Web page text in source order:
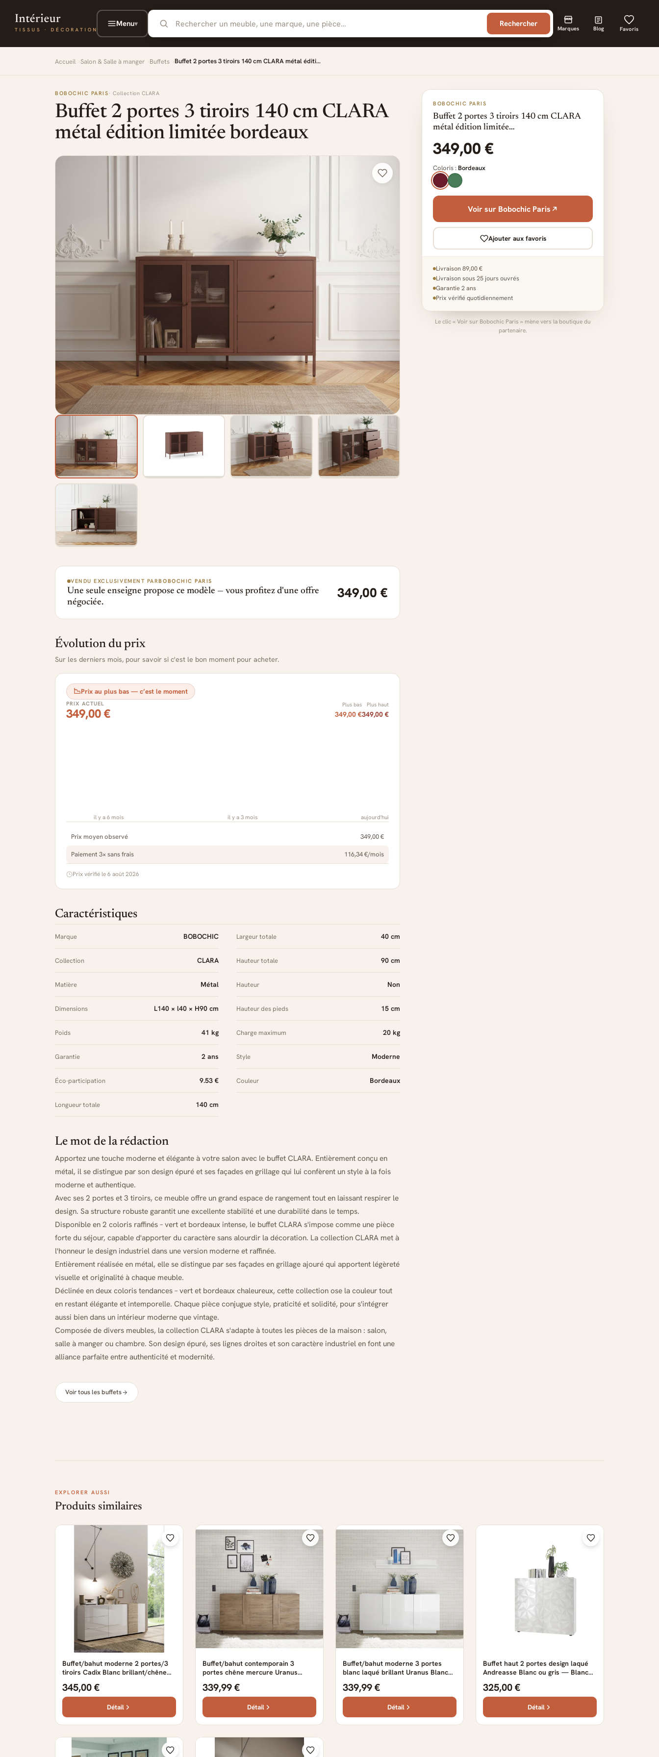
Menu▾ Rechercher Marques Blog Favoris
Accueil Salon & Salle à manger Buffets Buffet 2 portes 3 tiroirs 140 cm CLARA métal éditi…
BOBOCHIC PARIS · Collection CLARA
Buffet 2 portes 3 tiroirs 140 cm CLARA
métal édition limitée bordeaux
VENDU EXCLUSIVEMENT PARBOBOCHIC PARIS
Une seule enseigne propose ce modèle — vous profitez d'une offre
négociée.
349,00 €
Évolution du prix
Sur les derniers mois, pour savoir si c'est le bon moment pour acheter.
📉Prix au plus bas — c’est le moment
PRIX ACTUEL
349,00 €
Plus bas
349,00 €
Plus haut
349,00 €
il y a 6 mois il y a 3 mois aujourd'hui
Prix moyen observé 349,00 €
Paiement 3× sans frais 116,34 €/mois
Prix vérifié le 6 août 2026
Caractéristiques
Marque BOBOCHIC
Collection CLARA
Matière Métal
Dimensions L140 × l40 × H90 cm
Poids 41 kg
Garantie 2 ans
Éco-participation 9.53 €
Longueur totale 140 cm
Largeur totale 40 cm
Hauteur totale 90 cm
Hauteur Non
Hauteur des pieds 15 cm
Charge maximum 20 kg
Style Moderne
Couleur Bordeaux
Le mot de la rédaction
Apportez une touche moderne et élégante à votre salon avec le buffet CLARA. Entièrement conçu en
métal, il se distingue par son design épuré et ses façades en grillage qui lui confèrent un style à la fois
moderne et authentique.
Avec ses 2 portes et 3 tiroirs, ce meuble offre un grand espace de rangement tout en laissant respirer le
design. Sa structure robuste garantit une excellente stabilité et une durabilité dans le temps.
Disponible en 2 coloris raffinés – vert et bordeaux intense, le buffet CLARA s'impose comme une pièce
forte du séjour, capable d'apporter du caractère sans alourdir la décoration. La collection CLARA met à
l'honneur le design industriel dans une version moderne et raffinée.
Entièrement réalisée en métal, elle se distingue par ses façades en grillage ajouré qui apportent légèreté
visuelle et originalité à chaque meuble.
Déclinée en deux coloris tendances – vert et bordeaux chaleureux, cette collection ose la couleur tout
en restant élégante et intemporelle. Chaque pièce conjugue style, praticité et solidité, pour s'intégrer
aussi bien dans un intérieur moderne que vintage.
Composée de divers meubles, la collection CLARA s'adapte à toutes les pièces de la maison : salon,
salle à manger ou chambre. Son design épuré, ses lignes droites et son caractère industriel en font une
alliance parfaite entre authenticité et modernité.
Voir tous les buffets
BOBOCHIC PARIS
Buffet 2 portes 3 tiroirs 140 cm CLARA
métal édition limitée…
349,00 €
Coloris : Bordeaux
Voir sur Bobochic Paris
Ajouter aux favoris
Livraison 89,00 €
Livraison sous 25 jours ouvrés
Garantie 2 ans
Prix vérifié quotidiennement
Le clic « Voir sur Bobochic Paris » mène vers la boutique du
partenaire.
EXPLORER AUSSI
Produits similaires
Buffet/bahut moderne 2 portes/3
tiroirs Cadix Blanc brillant/chêne
345,00 €
Détail
Buffet/bahut contemporain 3
portes chêne mercure Uranus
339,99 €
Détail
Buffet/bahut moderne 3 portes
blanc laqué brillant Uranus Blanc
brillant
339,99 €
Détail
Buffet haut 2 portes design laqué
Andreasse Blanc ou gris — Blanc
325,00 €
Détail